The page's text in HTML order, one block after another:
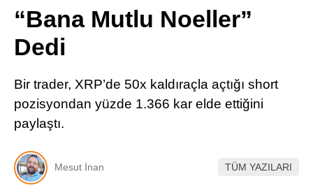
Telegram
“Bana Mutlu Noeller”
Dedi
Bir trader, XRP’de 50x kaldıraçla açtığı short
pozisyondan yüzde 1.366 kar elde ettiğini
paylaştı.
Mesut İnan TÜM YAZILARI